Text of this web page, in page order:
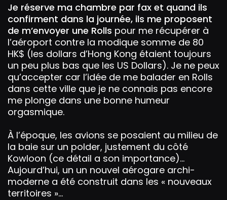
Je réserve ma chambre par fax et quand ils
confirment dans la journée, ils me proposent
de m’envoyer une Rolls pour me récupérer à
l’aéroport contre la modique somme de 80
HK$ (les dollars d’Hong Kong étaient toujours
un peu plus bas que les US Dollars). Je ne peux
qu’accepter car l’idée de me balader en Rolls
dans cette ville que je ne connais pas encore
me plonge dans une bonne humeur
orgasmique.
À l’époque, les avions se posaient au milieu de
la baie sur un polder, justement du côté
Kowloon (ce détail a son importance)…
Aujourd’hui, un un nouvel aérogare archi-
moderne a été construit dans les « nouveaux
territoires »…